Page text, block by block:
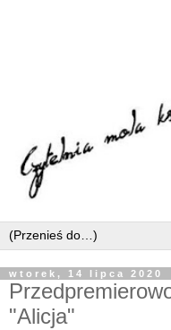
wtorek, 14 lipca 2020
"Alicja"